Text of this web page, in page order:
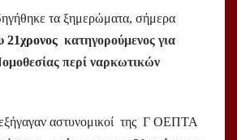
τα ξημερώματα, σήμερα
21χρονος κατηγορούμενος για
περί ναρκωτικών
αστυνομικοί της Γ ΟΕΠΤΑ